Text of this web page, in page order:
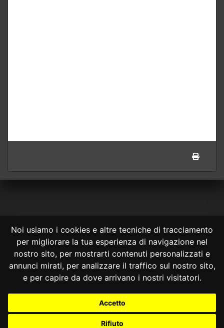
Noi usiamo i cookies e altre tecniche di tracciamento
per migliorare la tua esperienza di navigazione nel
nostro sito, per mostrarti contenuti personalizzati e
annunci mirati, per analizzare il traffico sul nostro sito,
e per capire da dove arrivano i nostri visitatori.
Accetto
Rifiuto
CONSULTA ONLINE DAL 1995 -NOTE LEGALI
Consulta OnLine non ha prodotto e non è responsabile per i contenuti e
le informazioni legali di siti collegati.
costituisce una relazione di consulenza legale.
Nessuno deve confidare o agire in base alle informazioni disponibili in